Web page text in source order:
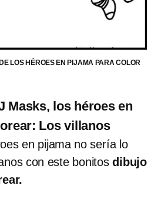
LOS HÉROES EN PIJAMA PARA COLOR
Masks, los héroes en
Los villanos
en pijama no sería lo
con este bonitosdibujo